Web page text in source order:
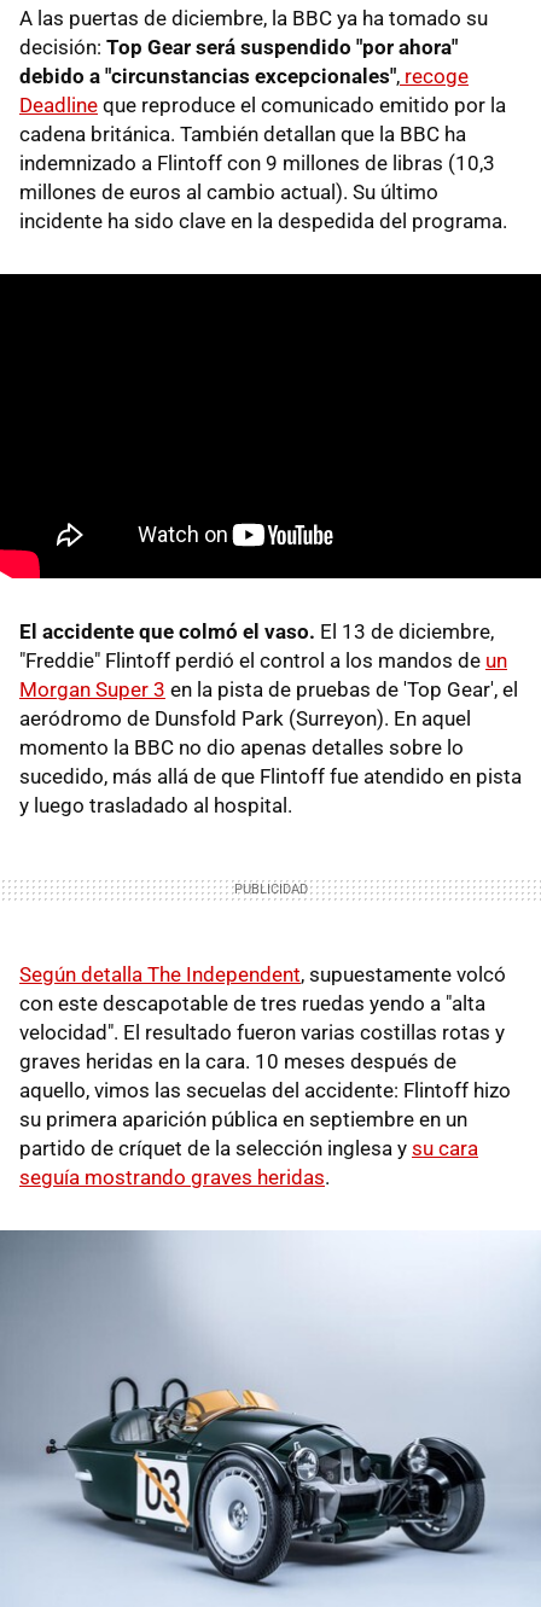
A las puertas de diciembre, la BBC ya ha tomado su
decisión: Top Gear será suspendido "por ahora"
debido a "circunstancias excepcionales", recoge
Deadline que reproduce el comunicado emitido por la
cadena británica. También detallan que la BBC ha
indemnizado a Flintoff con 9 millones de libras (10,3
millones de euros al cambio actual). Su último
incidente ha sido clave en la despedida del programa.
El accidente que colmó el vaso. El 13 de diciembre,
"Freddie" Flintoff perdió el control a los mandos de un
Morgan Super 3 en la pista de pruebas de 'Top Gear', el
aeródromo de Dunsfold Park (Surreyon). En aquel
momento la BBC no dio apenas detalles sobre lo
sucedido, más allá de que Flintoff fue atendido en pista
y luego trasladado al hospital.
Según detalla The Independent, supuestamente volcó
con este descapotable de tres ruedas yendo a "alta
velocidad". El resultado fueron varias costillas rotas y
graves heridas en la cara. 10 meses después de
aquello, vimos las secuelas del accidente: Flintoff hizo
su primera aparición pública en septiembre en un
partido de críquet de la selección inglesa y su cara
seguía mostrando graves heridas.